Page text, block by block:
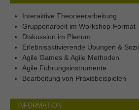
Interaktive Theorieerarbeitung
Gruppenarbeit im Workshop-Format
Diskussion im Plenum
Erlebnisaktivierende Übungen &
Agile Games & Agile Methoden
Agile Führungsinstrumente
Bearbeitung von Praxisbeispielen
INFORMATION